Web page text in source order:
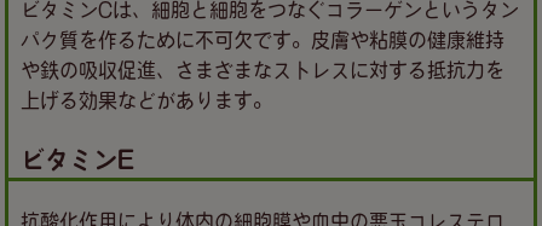
ビタミンCは、細胞と細胞をつなぐコラーゲンというタン
パク質を作るために不可欠です。皮膚や粘膜の健康維持
や鉄の吸収促進、さまざまなストレスに対する抵抗力を
上げる効果などがあります。
ビタミンE
抗酸化作用により体内の細胞膜や血中の悪玉コレステロ